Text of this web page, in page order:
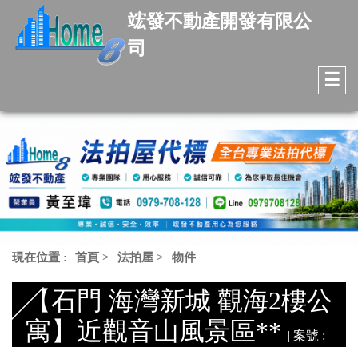
竤發不動產開發有限公
司
☰
現在位置 : 首頁 > 法拍屋 > 物件
【石門 海灣新城 觀海2樓公
寓】近觀音山風景區** | 案號 :